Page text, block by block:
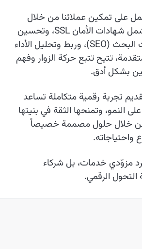
على تمكين عملائنا من خلال
خدمات إضافية تشمل شهادات الأمان SSL، وتحسين
الظهور في محركات البحث (SEO)، وربط وتحليل الأداء
تتيح تتبع حركة الزوار وفهم
بشكل أدق.
تجربة رقمية متكاملة تساعد
النمو، وتمنحها الثقة في بنيتها
من خلال حلول مصممة خصيصاً
مزوّدي خدمات، بل شركاء
الرقمي.